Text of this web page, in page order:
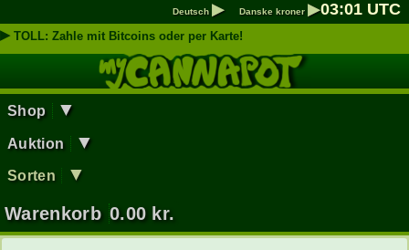
Deutsch ▶ Danske kroner ▶03:01 UTC
▶ TOLL: Zahle mit Bitcoins oder per Karte!
Shop ▼
Auktion ▼
Sorten ▼
Warenkorb 0.00 kr.